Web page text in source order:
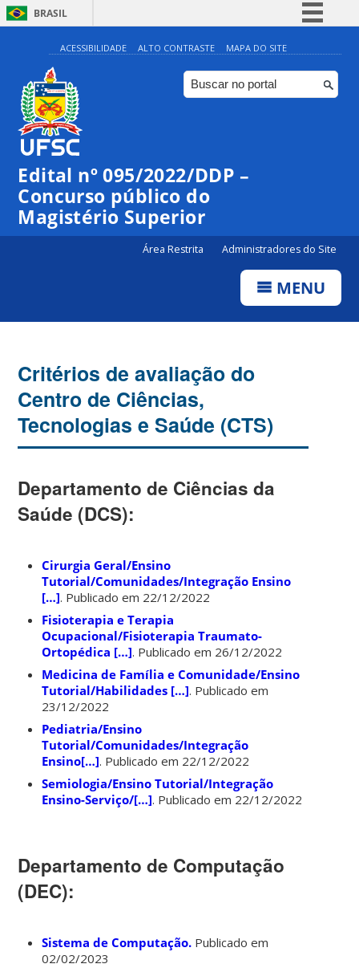
BRASIL
Simplifique!
Comunica BR
Participe
Canais
ACESSIBILIDADE ALTO CONTRASTE MAPA DO SITE
Edital nº 095/2022/DDP –
Concurso público do
Magistério Superior
Área Restrita Administradores do Site
MENU
Critérios de avaliação do
Centro de Ciências,
Tecnologias e Saúde (CTS)
Departamento de Ciências da
Saúde (DCS):
Cirurgia Geral/Ensino
Tutorial/Comunidades/Integração Ensino
[…]. Publicado em 22/12/2022
Fisioterapia e Terapia
Ocupacional/Fisioterapia Traumato-
Ortopédica […]. Publicado em 26/12/2022
Medicina de Família e Comunidade/Ensino
Tutorial/Habilidades […]. Publicado em
23/12/2022
Pediatria/Ensino
Tutorial/Comunidades/Integração
Ensino[…]. Publicado em 22/12/2022
Semiologia/Ensino Tutorial/Integração
Ensino-Serviço/[…]. Publicado em 22/12/2022
Departamento de Computação
(DEC):
Sistema de Computação. Publicado em
02/02/2023